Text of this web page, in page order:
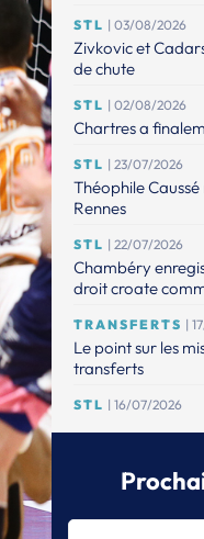
STL | 03/08/2026
Zivkovic et
de chute
STL | 02/08/2026
Chartres a
STL | 23/07/2026
Théophile
Rennes
STL | 22/07/2026
Chambéry
droit croate
TRANSFERTS |
Le point sur les
transferts
STL | 16/07/2026
Théophile
habituelles et